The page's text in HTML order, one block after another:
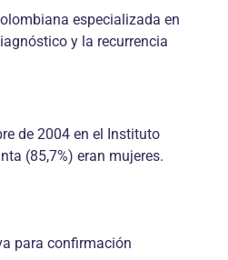
especializada en
y la recurrencia
de 2004 en el Instituto
(85,7%) eran mujeres.
para confirmación